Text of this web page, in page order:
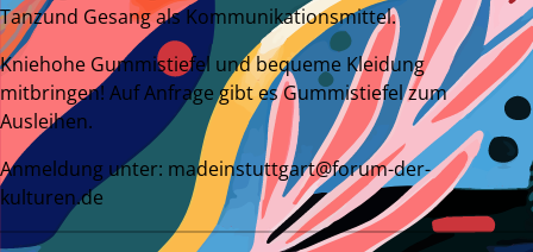
Tanzund Gesang als Kommunikationsmittel.
Kniehohe Gummistiefel und bequeme Kleidung
mitbringen! Auf Anfrage gibt es Gummistiefel zum
Ausleihen.
Anmeldung unter: madeinstuttgart@forum-der-
kulturen.de